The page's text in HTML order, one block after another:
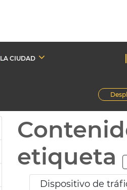
LA CIUDAD
etiqueta
Dispositivo de